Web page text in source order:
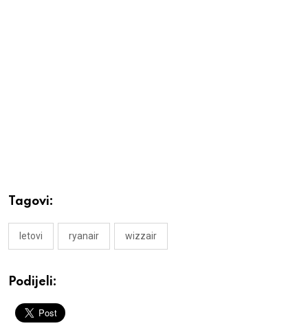
Tagovi:
letovi ryanair wizzair
Podijeli: